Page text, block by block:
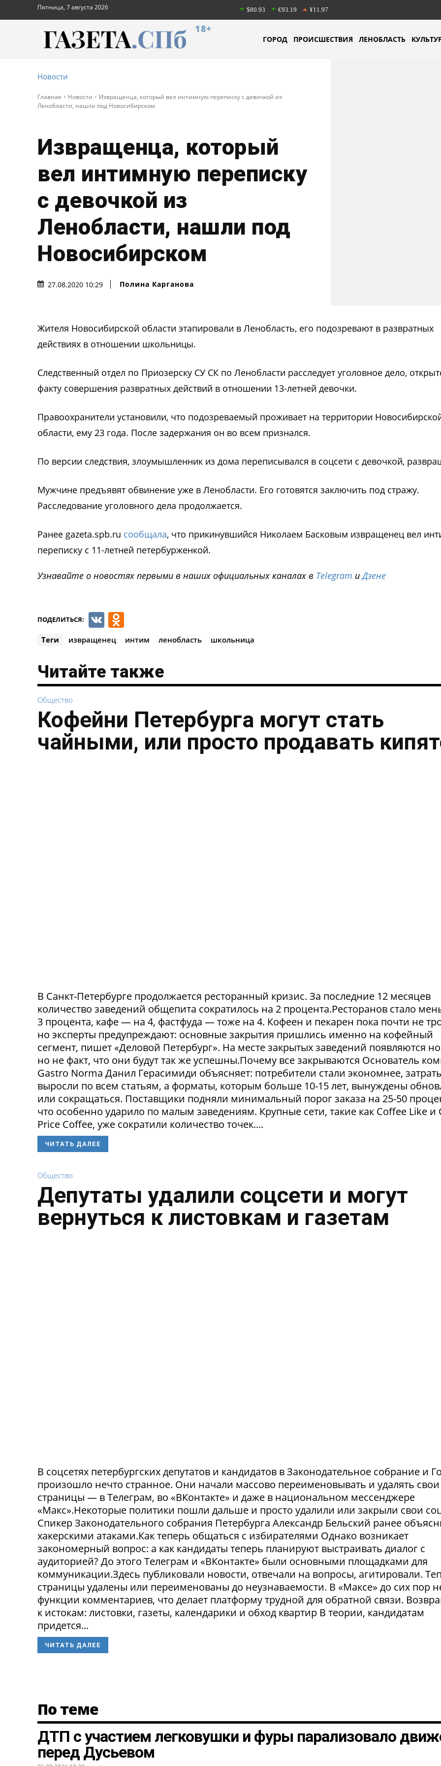
Пятница, 7 августа 2026 $80.93 €93.19 ¥11.97
18+
ГОРОД ПРОИСШЕСТВИЯ ЛЕНОБЛАСТЬ
Новости
Главная Новости
Извращенца, который вел интимную переписку с девочкой из
Ленобласти, нашли под Новосибирском
Извращенца, который
вел интимную переписку
с девочкой из
Ленобласти, нашли под
Новосибирском
27.08.2020 10:29 Полина Карганова
Жителя Новосибирской области этапировали в Ленобласть, его подозревают в развратных
действиях в отношении школьницы.
Следственный отдел по Приозерску СУ СК по Ленобласти расследует уголовное дело,
факту совершения развратных действий в отношении 13-летней девочки.
Правоохранители установили, что подозреваемый проживает на территории
области, ему 23 года. После задержания он во всем признался.
По версии следствия, злоумышленник из дома переписывался в соцсети с девочкой,
Мужчине предъявят обвинение уже в Ленобласти. Его готовятся заключить под стражу.
Расследование уголовного дела продолжается.
Ранее gazeta.spb.ru сообщала, что прикинувшийся Николаем Басковым извращенец вел
переписку с 11-летней петербурженкой.
Узнавайте о новостях первыми в наших официальных каналах в Telegram иДзене
ПОДЕЛИТЬСЯ: VK
Теги извращенец интим ленобласть школьница
Читайте также
Общество
Кофейни Петербурга могут стать
чайными, или просто продавать
В Санкт-Петербурге продолжается ресторанный кризис. За последние 12 месяцев
количество заведений общепита сократилось на 2 процента.Ресторанов стало
3 процента, кафе — на 4, фастфуда — тоже на 4. Кофеен и пекарен пока почти не
но эксперты предупреждают: основные закрытия пришлись именно на кофейный
сегмент, пишет «Деловой Петербург». На месте закрытых заведений появляются
но не факт, что они будут так же успешны.Почему все закрываются Основатель
Gastro Norma Данил Герасимиди объясняет: потребители стали экономнее,
выросли по всем статьям, а форматы, которым больше 10-15 лет, вынуждены
или сокращаться. Поставщики подняли минимальный порог заказа на 25-50
что особенно ударило по малым заведениям. Крупные сети, такие как Coffee Like и
Price Coffee, уже сократили количество точек....
ЧИТАТЬ ДАЛЕЕ
Общество
Депутаты удалили соцсети и могут
вернуться к листовкам и газетам
В соцсетях петербургских депутатов и кандидатов в Законодательное собрание и
произошло нечто странное. Они начали массово переименовывать и удалять свои
страницы — в Телеграм, во «ВКонтакте» и даже в национальном мессенджере
«Макс».Некоторые политики пошли дальше и просто удалили или закрыли свои
Спикер Законодательного собрания Петербурга Александр Бельский ранее
хакерскими атаками.Как теперь общаться с избирателями Однако возникает
закономерный вопрос: а как кандидаты теперь планируют выстраивать диалог с
аудиторией? До этого Телеграм и «ВКонтакте» были основными площадками для
коммуникации.Здесь публиковали новости, отвечали на вопросы, агитировали.
страницы удалены или переименованы до неузнаваемости. В «Максе» до сих пор
функции комментариев, что делает платформу трудной для обратной связи.
к истокам: листовки, газеты, календарики и обход квартир В теории, кандидатам
придется...
ЧИТАТЬ ДАЛЕЕ
По теме
ДТП с участием легковушки и фуры парализовало
перед Дусьевом